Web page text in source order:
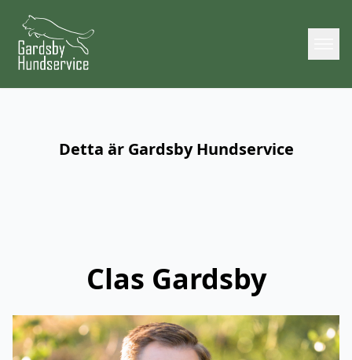
Detta är Gardsby Hundservice
Clas Gardsby